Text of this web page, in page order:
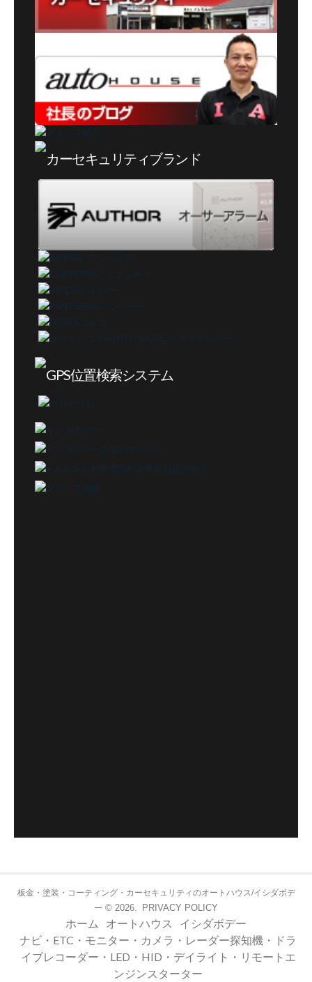
板金・塗装・コーティング・カーセキュリティのオートハウス/イシダボデ
ー © 2026. PRIVACY POLICY
ホーム オートハウス
イシダボデー
ナビ・ETC・モニター・カメラ・レーダー探知機・ドラ
イブレコーダー・LED・HID・デイライト・リモートエ
ンジンスターター